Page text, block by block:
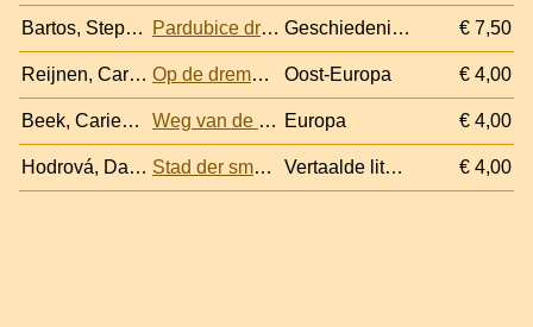
Bartos, Stephan Pardubice drive a nyni / Fruh und Heute / Old and Modern / Autrefois et Maintenant Geschiedenis Oost-Europa € 7,50
Reijnen, Carlos Op de drempel van Europa: de Tsjechen en Europa in de twintigste eeuw Oost-Europa € 4,00
Beek, Carien van (eindredactie) Weg van de snelweg: Europa. Portugal: Alto Alentejo, Frankrijk: Dordogne, Midden-Engeland, Tsjechië: Moravië, Belgische Ardennen, Italië: Sicilië Europa € 4,00
Hodrová, Daniela Stad der smarten. Het Olsany-rijk Vertaalde literatuur € 4,00